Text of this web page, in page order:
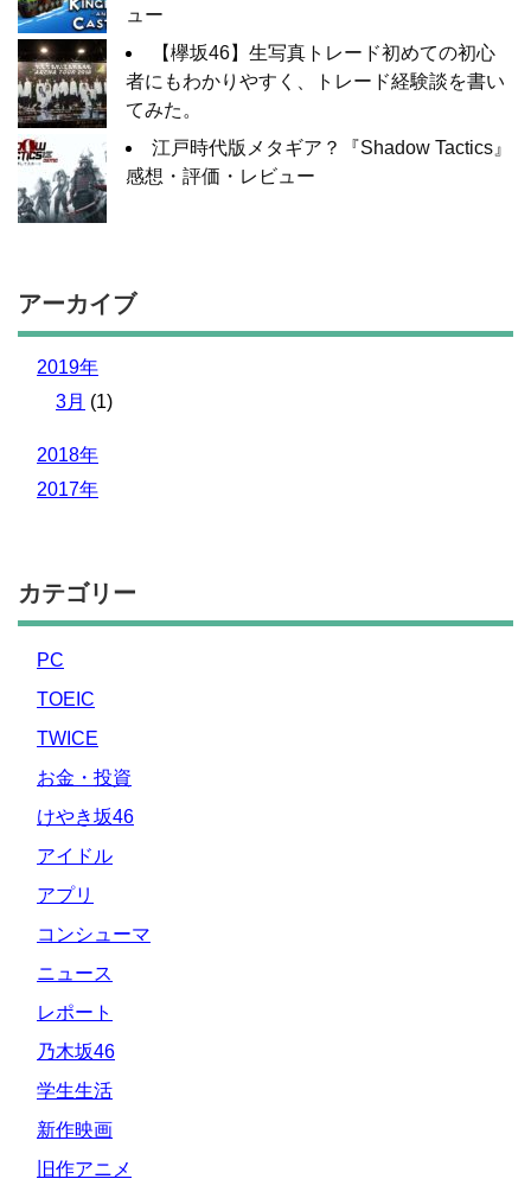
ュー
【欅坂46】生写真トレード初めての初心
者にもわかりやすく、トレード経験談を書い
てみた。
江戸時代版メタギア？『Shadow Tactics』
感想・評価・レビュー
アーカイブ
2019年
3月 (1)
2018年
2017年
カテゴリー
PC
TOEIC
TWICE
お金・投資
けやき坂46
アイドル
アプリ
コンシューマ
ニュース
レポート
乃木坂46
学生生活
新作映画
旧作アニメ